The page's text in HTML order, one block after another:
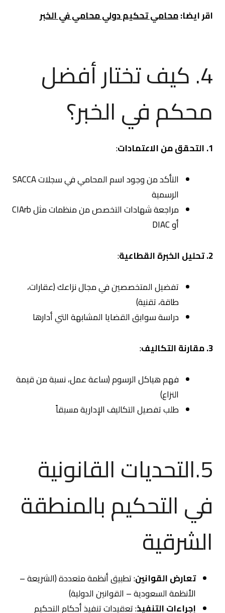
اقر ايضا:محامي تحكيم دولي محامي في الخبر
4. كيف تختار أفضل
محكم في الخبر؟
1. التحقق من الاعتمادات
:
التأكد من وجود اسم المحامي في سجلات SACCA
الرسمية
مراجعة شهادات التخصص من منظمات مثل CIArb
أو DIAC
2. تحليل الخبرة القطاعية
:
تفضيل المتخصصين في مجال نزاعك (عقارات،
طاقة، تقنية)
دراسة سوابق القضايا المشابهة التي أدارها
3. مقارنة التكاليف
:
فهم هياكل الرسوم (ساعة عمل، نسبة من قيمة
النزاع)
طلب تفصيل التكاليف الإدارية مسبقاً
5.التحديات القانونية
في التحكيم بالمنطقة
الشرقية
تعارض القوانين: تطبيق أنظمة متعددة (الشريعة –
الأنظمة السعودية – القوانين الدولية)
إجراءات التنفيذ: تعقيدات تنفيذ أحكام التحكيم